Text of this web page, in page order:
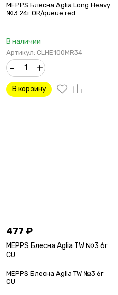
MEPPS Блесна Aglia Long Heavy
№3 24г OR/queue red
В наличии
Артикул: CLHE100MR34
– +
В корзину
477₽
MEPPS Блесна Aglia TW №3 6г
CU
MEPPS Блесна Aglia TW №3 6г
CU